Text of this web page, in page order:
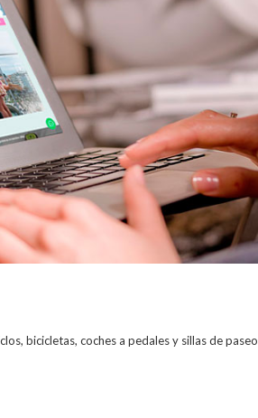
bicicletas, coches a pedales y sillas de paseo